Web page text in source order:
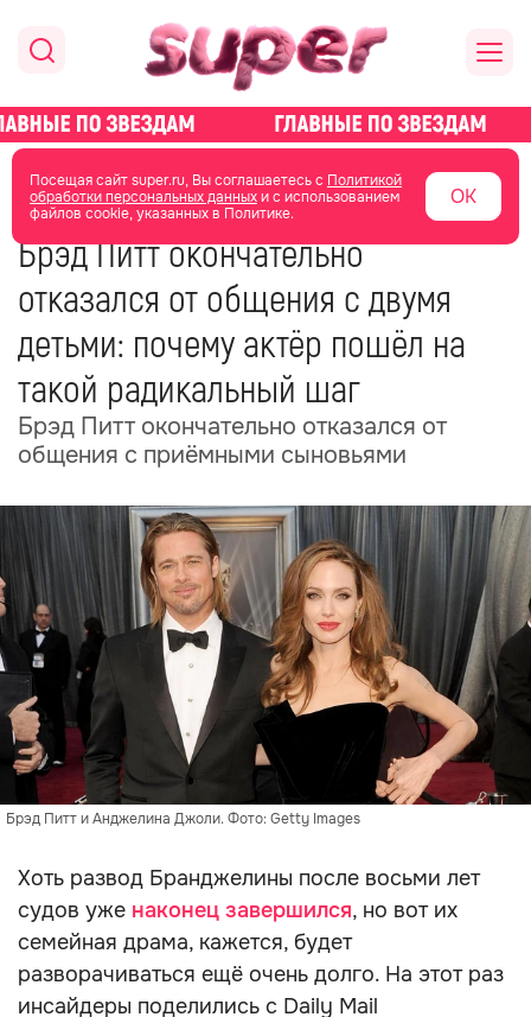
Посещая сайт super.ru, Вы соглашаетесь с Политикой
обработки персональных данныхи с использованием
файлов cookie, указанных в Политике.
ОК
главная новости о звездах новости
12 июня 2025 13:10
Брэд Питт окончательно
отказался от общения с двумя
детьми: почему актёр пошёл на
такой радикальный шаг
Брэд Питт окончательно отказался от
общения с приёмными сыновьями
Брэд Питт и Анджелина Джоли. Фото: Getty Images
Хоть развод Бранджелины после восьми лет
судов уже наконец завершился, но вот их
семейная драма, кажется, будет
разворачиваться ещё очень долго. На этот раз
инсайдеры поделились с Daily Mail